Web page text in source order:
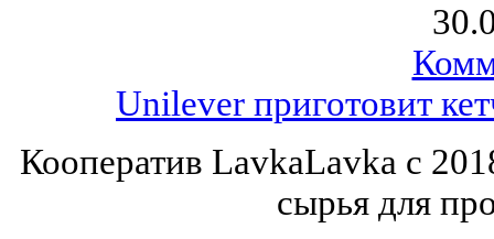
Unilever приготовит
Кооператив LavkaLavka с
сырья для